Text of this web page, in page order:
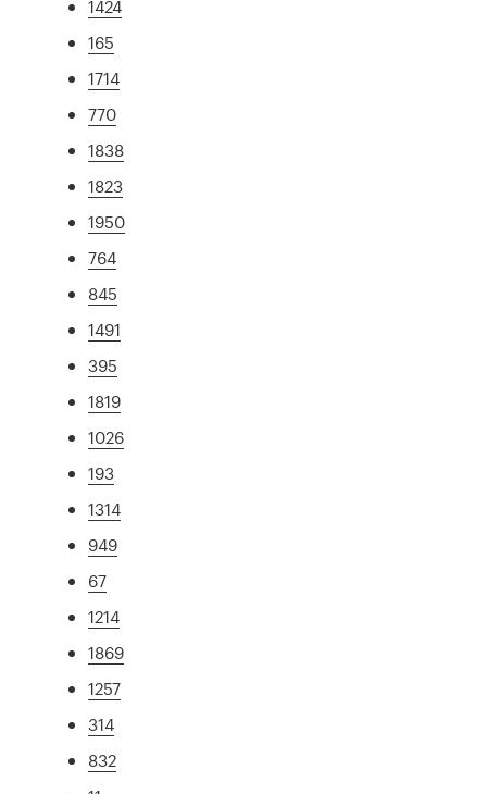
1424
165
1714
770
1838
1823
1950
764
845
1491
395
1819
1026
193
1314
949
67
1214
1869
1257
314
832